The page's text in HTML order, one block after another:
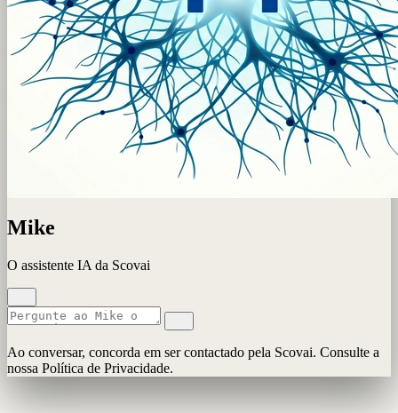
Mike
O assistente IA da Scovai
Ao conversar, concorda em ser contactado pela Scovai. Consulte a
nossa Política de Privacidade.